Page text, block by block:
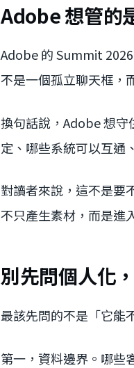
Adobe 想管的
Adobe 的 Summit
不是一個孤立聊天框，
換句話說，Adobe 想守
定、哪些系統可以互通
對讀者來說，這不是要
不只產生素材，而是進
別先問個人化
最該先問的不是「它能
第一，資料邊界。哪些